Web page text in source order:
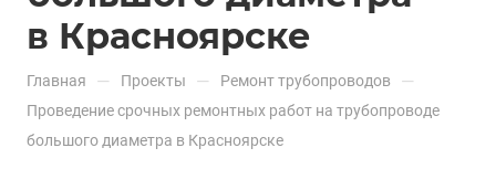
в Красноярске
Главная — Проекты — Ремонт трубопроводов —
Проведение срочных ремонтных работ на трубопроводе
большого диаметра в Красноярске